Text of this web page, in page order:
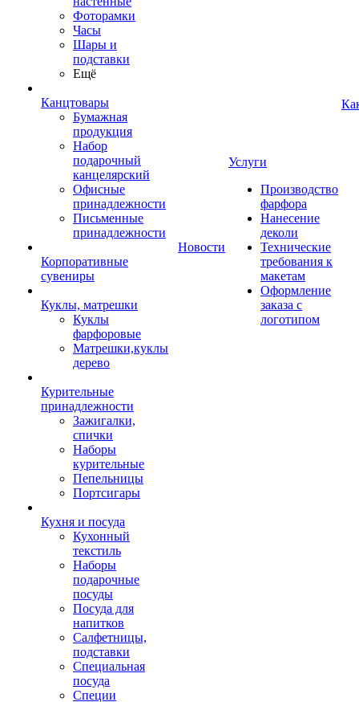
Фоторамки
Часы
Шары и
подставки
Ещё
Канцтовары
Бумажная
продукция
Набор
подарочный
канцелярский
Офисные
принадлежности
Письменные
принадлежности
Корпоративные
сувениры
Куклы, матрешки
Куклы
фарфоровые
Матрешки,куклы
дерево
Курительные
принадлежности
Зажигалки,
спички
Наборы
курительные
Пепельницы
Портсигары
Кухня и посуда
Кухонный
текстиль
Наборы
подарочные
посуды
Посуда для
напитков
Салфетницы,
подставки
Специальная
посуда
Специи
Новости
Услуги
Производство
фарфора
Нанесение
деколи
Технические
требования к
макетам
Оформление
заказа с
логотипом